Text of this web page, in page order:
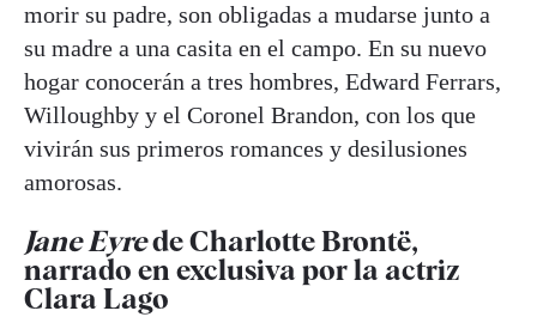
morir su padre, son obligadas a mudarse junto a
su madre a una casita en el campo. En su nuevo
hogar conocerán a tres hombres, Edward Ferrars,
Willoughby y el Coronel Brandon, con los que
vivirán sus primeros romances y desilusiones
amorosas.
Jane Eyrede Charlotte Brontë,
narrado en exclusiva por la actriz
Clara Lago